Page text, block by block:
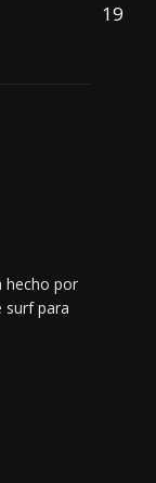
19
hecho por
surf para